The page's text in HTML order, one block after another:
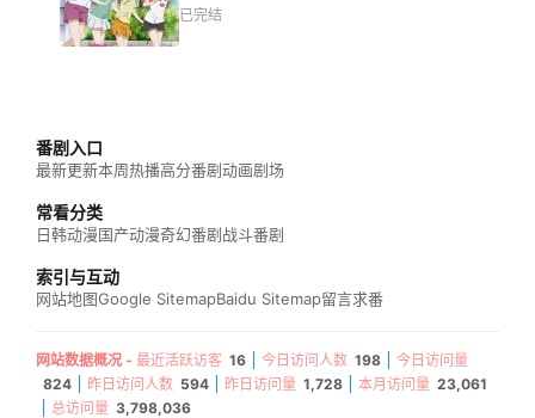
已完结
番剧入口
最新更新本周热播高分番剧动画剧场
常看分类
日韩动漫国产动漫奇幻番剧战斗番剧
索引与互动
网站地图Google SitemapBaidu Sitemap留言求番
网站数据概况 - 最近活跃访客 16 今日访问人数 198
今日访问量
824
昨日访问人数 594 昨日访问量 1,728 本月访问量 23,061
总访问量 3,798,036